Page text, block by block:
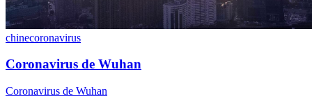
chinecoronavirus
Coronavirus de Wuhan
Coronavirus de Wuhan